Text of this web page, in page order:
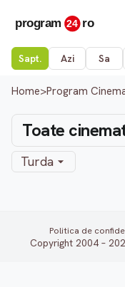
Sapt. Azi Sa
Home>Program
Toate
Turda
Politica de
Copyright 2004 –